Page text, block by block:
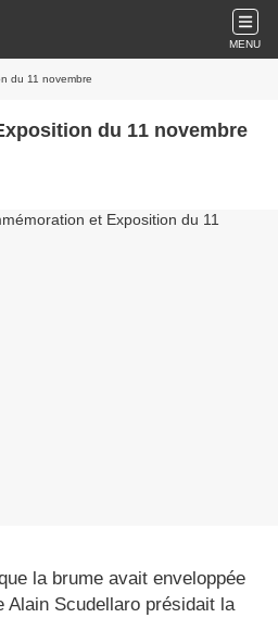
MENU
du 11 novembre
du 11 novembre
la brume avait enveloppée
Alain Scudellaro présidait la